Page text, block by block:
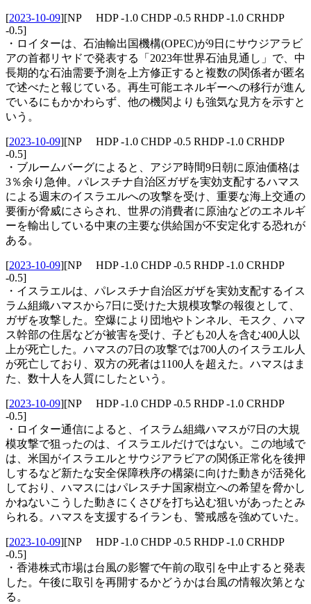
[2023-10-09][NP HDP -1.0 CHDP -0.5 RHDP -1.0 CRHDP
-0.5]
・ロイターは、石油輸出国機構(OPEC)が9日にサウジアラビ
アの首都リヤドで発表する「2023年世界石油見通し」で、中
長期的な石油需要予測を上方修正すると複数の関係者が匿名
で述べたと報じている。再生可能エネルギーへの移行が進ん
でいるにもかかわらず、他の機関よりも強気な見方を示すと
いう。
[2023-10-09][NP HDP -1.0 CHDP -0.5 RHDP -1.0 CRHDP
-0.5]
・ブルームバーグによると、アジア時間9日朝に原油価格は
3％余り急伸。パレスチナ自治区ガザを実効支配するハマス
による週末のイスラエルへの攻撃を受け、重要な海上交通の
要衝が脅威にさらされ、世界の消費者に原油などのエネルギ
ーを輸出している中東の主要な供給国が不安定化する恐れが
ある。
[2023-10-09][NP HDP -1.0 CHDP -0.5 RHDP -1.0 CRHDP
-0.5]
・イスラエルは、パレスチナ自治区ガザを実効支配するイス
ラム組織ハマスから7日に受けた大規模攻撃の報復として、
ガザを攻撃した。空爆により団地やトンネル、モスク、ハマ
ス幹部の住居などが被害を受け、子ども20人を含む400人以
上が死亡した。ハマスの7日の攻撃では700人のイスラエル人
が死亡しており、双方の死者は1100人を超えた。ハマスはま
た、数十人を人質にしたという。
[2023-10-09][NP HDP -1.0 CHDP -0.5 RHDP -1.0 CRHDP
-0.5]
・ロイター通信によると、イスラム組織ハマスが7日の大規
模攻撃で狙ったのは、イスラエルだけではない。この地域で
は、米国がイスラエルとサウジアラビアの関係正常化を後押
しするなど新たな安全保障秩序の構築に向けた動きが活発化
しており、ハマスにはパレスチナ国家樹立への希望を脅かし
かねないこうした動きにくさびを打ち込む狙いがあったとみ
られる。ハマスを支援するイランも、警戒感を強めていた。
[2023-10-09][NP HDP -1.0 CHDP -0.5 RHDP -1.0 CRHDP
-0.5]
・香港株式市場は台風の影響で午前の取引を中止すると発表
した。午後に取引を再開するかどうかは台風の情報次第とな
る。